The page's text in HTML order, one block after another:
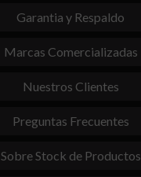
Garantia y Respaldo
Marcas Comercializadas
Nuestros Clientes
Preguntas Frecuentes
Sobre Stock de Productos